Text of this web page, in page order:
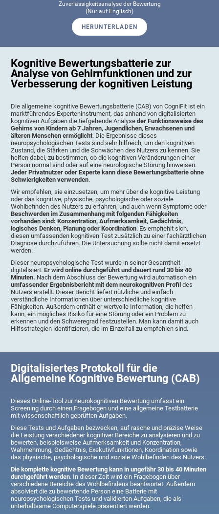
Zuverlässigkeitsanalyse der Bewertung
(Nur auf Englisch)
HERUNTERLADEN
Kognitive Bewertungsbatterie zur
Analyse von Gehirnfunktionen und zur
Verbesserung der kognitiven Leistung
Die allgemeine kognitive Bewertungsbatterie (CAB) von CogniFit ist ein
marktführendes Experteninstrument, das anhand von digitalisierten
kognitiven Aufgaben die tiefgehende Analyseder Funktionsweise des
Gehirns von Kindern ab 7 Jahren, Jugendlichen, Erwachsenen und
älteren Menschen ermöglicht. Die Ergebnisse dieses
neuropsychologischen Tests sind sehr hilfreich, um den kognitiven
Zustand, die Stärken und die Schwächen des Nutzers zu kennen. Sie
helfen dabei, zu bestimmen, ob die kognitiven Veränderungen einer
Person normal sind oder auf eine neurologische Störung hinweisen.
Jeder Privatnutzer oder Experte kann diese Bewertungsbatterie ohne
Schwierigkeiten verwenden.
Wir empfehlen, sie einzusetzen, um mehr über die kognitive Leistung
oder das kognitive, physische, psychologische oder soziale
Wohlbefinden des Nutzers zu erfahren, und auch wenn Symptome oder
Beschwerden im Zusammenhang mit folgenden Fähigkeiten
vorhanden sind: Konzentration, Aufmerksamkeit, Gedächtnis,
logisches Denken, Planung oder Koordination. Es empfiehlt sich,
diesen umfassenden kognitiven Test zusätzlich zu einer fachärztlichen
Diagnose durchzuführen. Die Untersuchung sollte nicht damit ersetzt
werden.
Dieser neuropsychologische Test wurde in seiner Gesamtheit
digitalisiert.Er wird online durchgeführt und dauert rund 30 bis 40
Minuten. Nach dem Abschluss der Bewertung wird automatisch ein
umfassender Ergebnisbericht mit dem neurokognitiven Profil des
Nutzers erstellt. Dieser Bericht liefert nützliche und einfach
verständliche Informationen über unterschiedliche kognitive
Fähigkeiten. Außerdem enthält er wertvolle Information, die helfen
kann, ein mögliches Risiko für eine Störung oder ein Problem zu
erkennen und den Schweregrad festzustellen. Man kann damit auch
Hilfsstrategien identifizieren, die im Einzelfall zu empfehlen sind.
Digitalisiertes Protokoll für die
Allgemeine Kognitive Bewertung (CAB)
Dieses Online-Tool zur neurokognitiven Bewertung umfasst ein
Screening durch einen Fragebogen und eine allgemeine Testbatterie
mit wissenschaftlich geprüften Aufgaben.
Diese Tests und Aufgaben bezwecken, auf rasche und präzise Weise
die Leistung verschiedener kognitiver Bereiche zu analysieren und zu
bewerten, beispielsweise Aufmerksamkeit und Konzentration,
Wahrnehmung, Gedächtnis, Exekutivfunktionen, Koordination sowie
das physische, psychologische und soziale Wohlbefinden des Nutzers.
Die komplette kognitive Bewertung kann in ungefähr 30 bis 40 Minuten
durchgeführt werden. In dieser Zeit wird ein Fragebogen über
verschiedene Bereiche des Wohlbefindens beantwortet. Außerdem
absolviert die zu bewertende Person eine Batterie mit
neuropsychologischen Tests und validierten Aufgaben, die als
unterhaltsame Computerspiele präsentiert werden.